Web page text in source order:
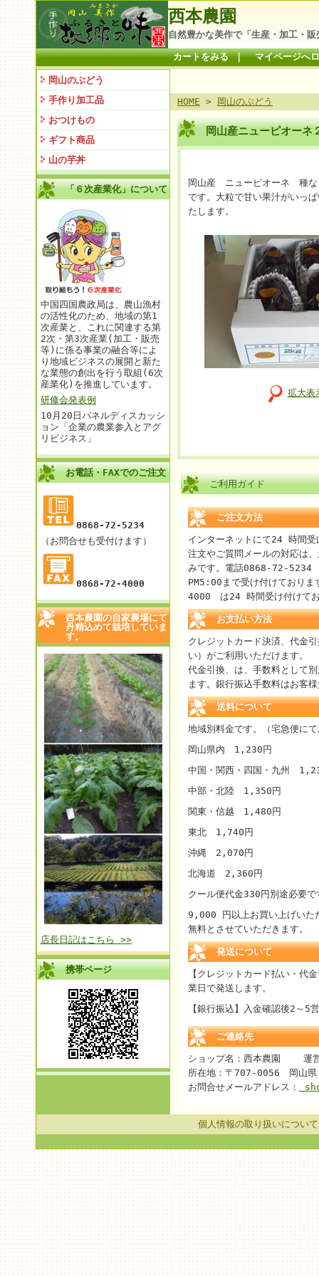
西本農園
自然豊かな美作で「生産・加工・
カートをみる｜ マイページへ
岡山のぶどう
手作り加工品
おつけもの
ギフト商品
山の芋丼
「６次産業化」について
中国四国農政局は、農山漁村
の活性化のため、地域の第1
次産業と、これに関連する第
2次・第3次産業(加工・販売
等)に係る事業の融合等によ
り地域ビジネスの展開と新た
な業態の創出を行う取組(6次
産業化)を推進しています。
研修会発表例
10月20日パネルディスカッシ
ョン「企業の農業参入とアグ
リビジネス」
お電話・FAXでのご注文
0868-72-5234
（お問合せも受付けます）
0868-72-4000
西本農園の自家農場にて
丹精込めて栽培していま
す。
店長日記はこちら >>
携帯ページ
HOME > 岡山のぶどう
岡山産ニューピオー
岡山産 ニューピオーネ 種な
です。大粒で甘い果汁がいっ
たします。
拡大表
ご利用ガイド
ご注文方法
インターネットにて24 時間受
注文やご質問メールの対応は
みです。電話0868-72-5234
PM5:00まで受け付けており
4000 は24 時間受け付けて
お支払い方法
クレジットカード決済、代金
い）がご利用いただけます。
代金引換、は、手数料として
ます。銀行振込手数料はお客
送料について
地域別料金です。（宅急便に
岡山県内 1,230円
中国・関西・四国・九州
中部・北陸 1,350円
関東・信越 1,480円
東北 1,740円
沖縄 2,070円
北海道 2,360円
クール便代金330円別途必要で
9,000 円以上お買い上げいた
無料とさせていただきます。
発送について
【クレジットカード払い・代
業日で発送します。
【銀行振込】入金確認後2～5
ご連絡先
ショップ名：西本農園 運
所在地：〒707-0056 岡
お問合せメールアドレス：
個人情報の取り扱いについて